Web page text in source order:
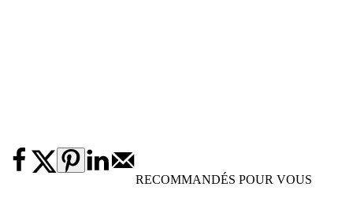
RECOMMANDÉS POUR VOUS